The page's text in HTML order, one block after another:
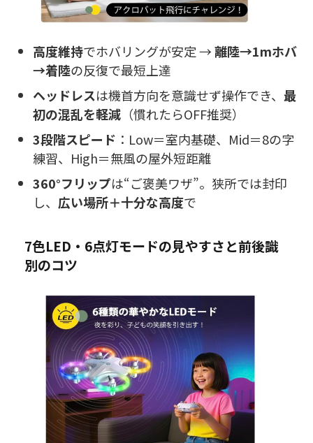
高度維持でホバリングが安定 →離陸→1mホバ
→着陸の反復で最短上達
ヘッドレスは機首方向を意識せず操作でき、 最
初の混乱を軽減 （慣れたらOFF推奨）
3段階スピード ：Low＝室内基礎、Mid＝8の字
練習、High＝無風の屋外短距離
360°フリップは“ご褒美ワザ”。狭所では封印
し、 広い場所＋十分な高度で
7色LED・6点灯モードの見やすさと前後識
別のコツ